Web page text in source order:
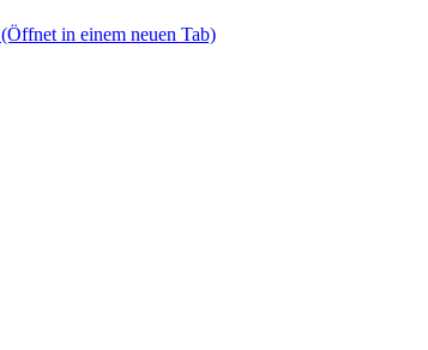
(Öffnet in einem neuen Tab)